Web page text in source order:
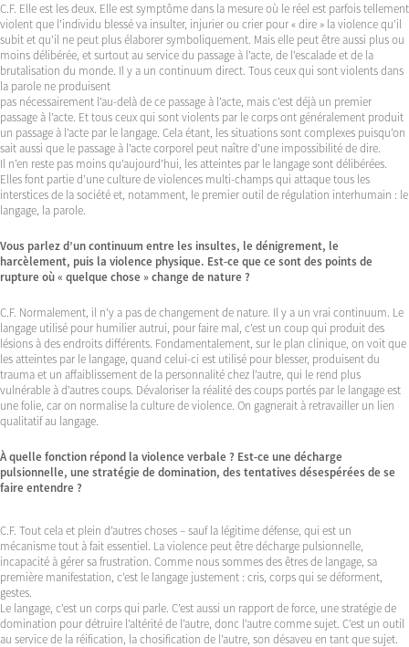
C.F. Elle est les deux. Elle est symptôme dans la mesure où le réel est parfois tellement
violent que l’individu blessé va insulter, injurier ou crier pour « dire » la violence qu’il
subit et qu’il ne peut plus élaborer symboliquement. Mais elle peut être aussi plus ou
moins délibérée, et surtout au service du passage à l’acte, de l’escalade et de la
brutalisation du monde. Il y a un continuum direct. Tous ceux qui sont violents dans
la parole ne produisent
pas nécessairement l’au-delà de ce passage à l’acte, mais c’est déjà un premier
passage à l’acte. Et tous ceux qui sont violents par le corps ont généralement produit
un passage à l’acte par le langage. Cela étant, les situations sont complexes puisqu’on
sait aussi que le passage à l’acte corporel peut naître d’une impossibilité de dire.
Il n’en reste pas moins qu’aujourd’hui, les atteintes par le langage sont délibérées.
Elles font partie d’une culture de violences multi-champs qui attaque tous les
interstices de la société et, notamment, le premier outil de régulation interhumain : le
langage, la parole.
Vous parlez d’un continuum entre les insultes, le dénigrement, le
harcèlement, puis la violence physique. Est-ce que ce sont des points de
rupture où « quelque chose » change de nature ?
C.F. Normalement, il n’y a pas de changement de nature. Il y a un vrai continuum. Le
langage utilisé pour humilier autrui, pour faire mal, c’est un coup qui produit des
lésions à des endroits différents. Fondamentalement, sur le plan clinique, on voit que
les atteintes par le langage, quand celui-ci est utilisé pour blesser, produisent du
trauma et un affaiblissement de la personnalité chez l’autre, qui le rend plus
vulnérable à d’autres coups. Dévaloriser la réalité des coups portés par le langage est
une folie, car on normalise la culture de violence. On gagnerait à retravailler un lien
qualitatif au langage.
À quelle fonction répond la violence verbale ? Est-ce une décharge
pulsionnelle, une stratégie de domination, des tentatives désespérées de se
faire entendre ?
C.F. Tout cela et plein d’autres choses – sauf la légitime défense, qui est un
mécanisme tout à fait essentiel. La violence peut être décharge pulsionnelle,
incapacité à gérer sa frustration. Comme nous sommes des êtres de langage, sa
première manifestation, c’est le langage justement : cris, corps qui se déforment,
gestes.
Le langage, c’est un corps qui parle. C’est aussi un rapport de force, une stratégie de
domination pour détruire l’altérité de l’autre, donc l’autre comme sujet. C’est un outil
au service de la réification, la chosification de l’autre, son désaveu en tant que sujet.